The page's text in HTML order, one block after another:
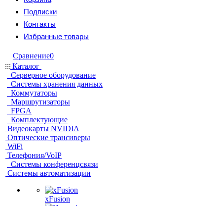
Подписки
Контакты
Избранные товары
Сравнение0
Каталог
Серверное оборудование
Системы хранения данных
Коммутаторы
Маршрутизаторы
FPGA
Комплектующие
Видеокарты NVIDIA
Оптические трансиверы
WiFi
Телефония/VoIP
Системы конференцсвязи
Системы автоматизации
xFusion